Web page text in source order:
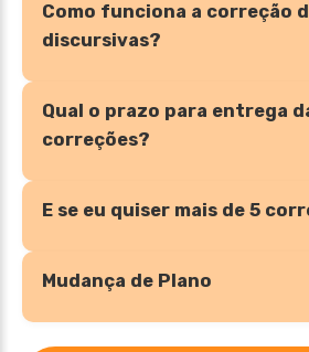
Como funciona a correção
discursivas?
Qual o prazo para entrega
correções?
E se eu quiser mais de 5
Mudança de Plano